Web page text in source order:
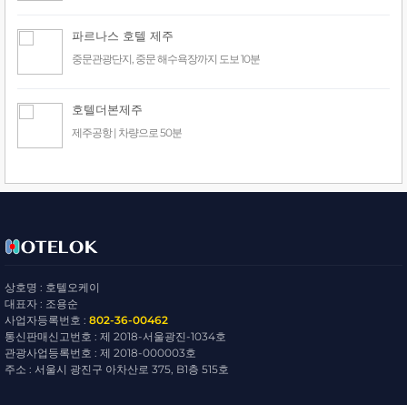
파르나스 호텔 제주
중문관광단지, 중문 해수욕장까지 도보 10분
호텔더본제주
제주공항 | 차량으로 50분
상호명 : 호텔오케이
대표자 : 조용순
사업자등록번호 : 802-36-00462
통신판매신고번호 : 제 2018-서울광진-1034호
관광사업등록번호 : 제 2018-000003호
주소 : 서울시 광진구 아차산로 375, B1층 515호